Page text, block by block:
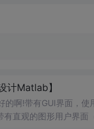
计Matlab】
的啊!带有GUI界面，
直观的图形用户界